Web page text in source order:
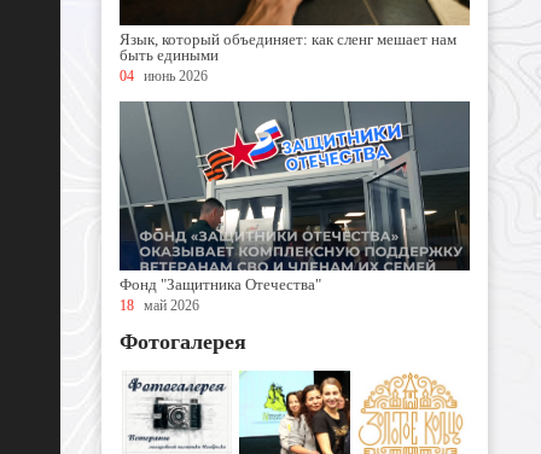
Язык, который объединяет: как сленг мешает нам
быть едиными
04 июнь 2026
Фонд "Защитника Отечества"
18 май 2026
Фотогалерея